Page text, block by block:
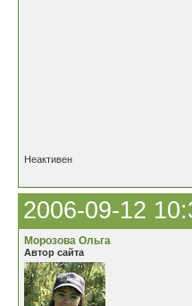
Неактивен
2006-09-12
Морозова Ольга
Автор сайта